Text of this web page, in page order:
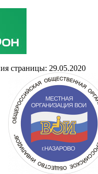
страницы: 29.05.2020